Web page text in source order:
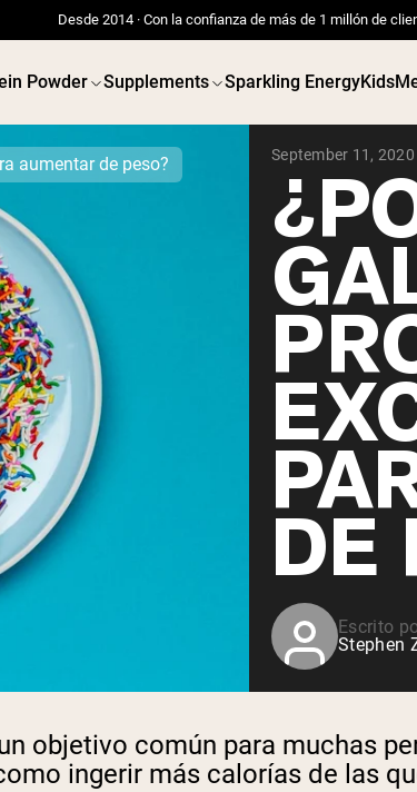
Desde 2014 · Con la confianza de más de 1 millón de
Powder Supplements Sparkling EnergyKids
aumentar de peso? September 11, 2020
DE
Escrito
Stephen
objetivo común para muchas
ingerir más calorías de las